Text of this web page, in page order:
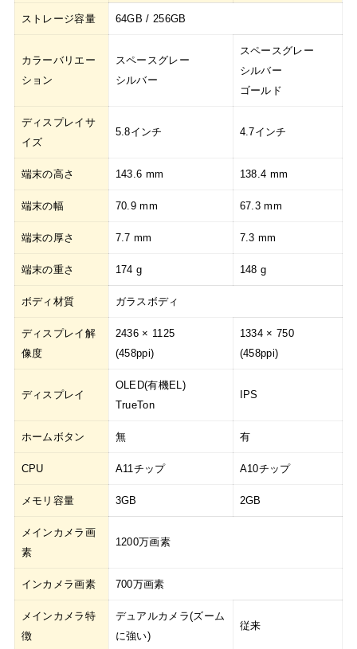
ストレージ容量 64GB / 256GB
カラーバリエー
ション
スペースグレー
シルバー
スペースグレー
シルバー
ゴールド
ディスプレイサ
イズ
5.8インチ 4.7インチ
端末の高さ 143.6 mm 138.4 mm
端末の幅 70.9 mm 67.3 mm
端末の厚さ 7.7 mm 7.3 mm
端末の重さ 174 g 148 g
ボディ材質 ガラスボディ
ディスプレイ解
像度
2436 × 1125
(458ppi)
1334 × 750
(458ppi)
ディスプレイ
OLED(有機EL)
TrueTon
IPS
ホームボタン 無 有
CPU A11チップ A10チップ
メモリ容量 3GB 2GB
メインカメラ画
素
1200万画素
インカメラ画素 700万画素
メインカメラ特
徴
デュアルカメラ(ズーム
に強い)
従来